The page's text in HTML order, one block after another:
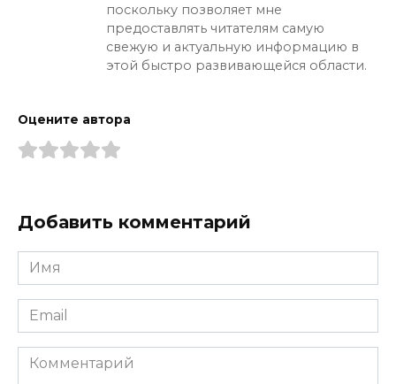
поскольку позволяет мне
предоставлять читателям самую
свежую и актуальную информацию в
этой быстро развивающейся области.
Оцените автора
Добавить комментарий
Имя
*
Email
*
Комментарий